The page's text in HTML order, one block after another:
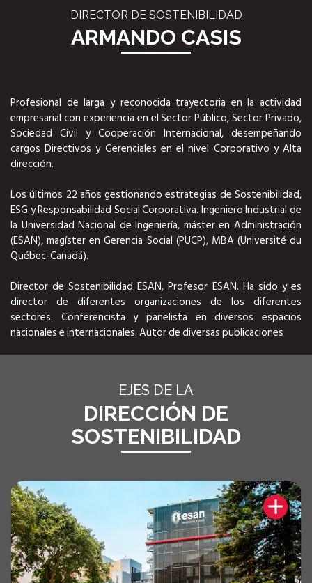
DIRECTOR DE SOSTENIBILIDAD
ARMANDO CASIS
Profesional de larga y reconocida trayectoria en la actividad
empresarial con experiencia en el Sector Público, Sector Privado,
Sociedad Civil y Cooperación Internacional, desempeñando
cargos Directivos y Gerenciales en el nivel Corporativo y Alta
dirección.
Los últimos 22 años gestionando estrategias de Sostenibilidad,
ESG y Responsabilidad Social Corporativa. Ingeniero Industrial de
la Universidad Nacional de Ingeniería, máster en Administración
(ESAN), magíster en Gerencia Social (PUCP), MBA (Université du
Québec-Canadá).
Director de Sostenibilidad ESAN, Profesor ESAN. Ha sido y es
director de diferentes organizaciones de los diferentes
sectores. Conferencista y panelista en diversos espacios
nacionales e internacionales. Autor de diversas publicaciones
EJES DE LA
DIRECCIÓN DE
SOSTENIBILIDAD